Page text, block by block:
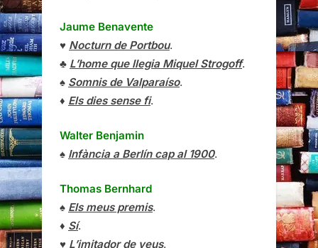
Jaume Benavente
♥ Nocturn de Portbou.
♣ L’home que llegia Miquel Strogoff.
♠ Somnis de Valparaíso.
♦ Els dies sense fi.
Walter Benjamin
♠ Infància a Berlín cap al 1900.
Thomas Bernhard
♠ Els meus premis.
♦ Sí.
♥ L’imitador de veus.